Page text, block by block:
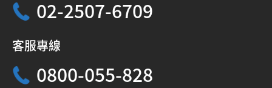
02-2507-6709
客服專線
0800-055-828